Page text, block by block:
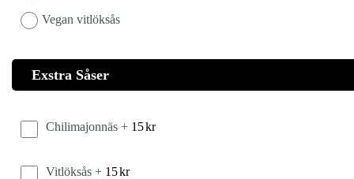
Vegan vitlöksås
Exstra Såser
Chilimajonnäs + 15kr
Vitlöksås + 15kr